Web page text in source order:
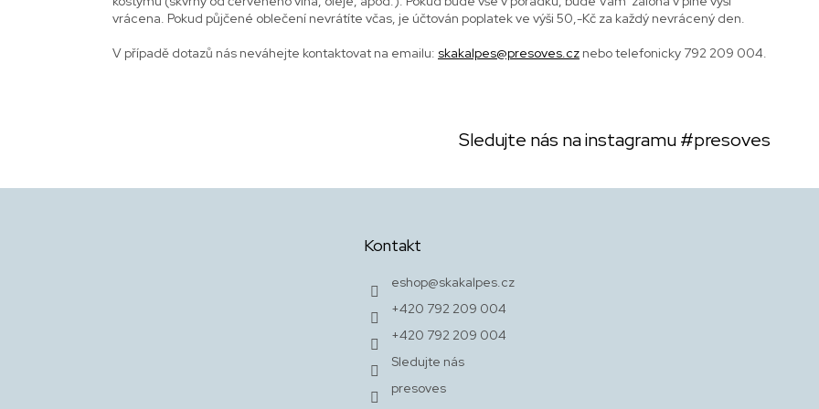
vrácena. Pokud půjčené oblečení nevrátíte včas, je účtován poplatek ve výši 50,-Kč za každý nevrácený den.
V případě dotazů nás neváhejte kontaktovat na emailu: skakalpes@presoves.cz nebo telefonicky 792 209 004.
Sledujte nás na instagramu#presoves
Kontakt
eshop@skakalpes.cz
+420 792 209 004
+420 792 209 004
Sledujte nás
presoves